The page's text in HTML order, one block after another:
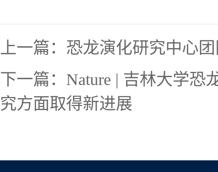
上一篇： 恐龙演化研究中心
下一篇： Nature | 吉林大学恐
究方面取得新进展